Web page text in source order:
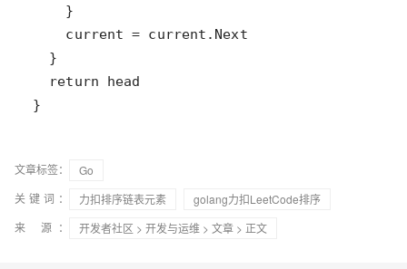
文章标签：
Go
关键词：
力扣排序链表元素
golang力扣LeetCode排序
来 源：
开发者社区 > 开发与运维 > 文章 > 正文